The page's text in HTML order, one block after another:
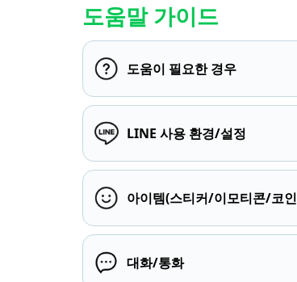
도움말 가이드
도움이 필요한 경우
LINE 사용 환경/설정
아이템(스티커/이모티콘/코
대화/통화